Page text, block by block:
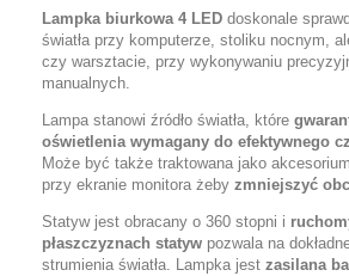
Lampka biurkowa 4 LED doskonale
światła przy komputerze, stoliku nocnym,
czy warsztacie, przy wykonywaniu
manualnych.
Lampa stanowi źródło światła, które
oświetlenia wymagany do efektywnego
Może być także traktowana jako
przy ekranie monitora żeby zmniejszyć
Statyw jest obracany o 360 stopni i
płaszczyznach statyw pozwala na
strumienia światła. Lampka jest zasilana